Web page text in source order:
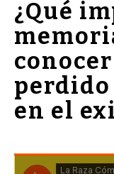
¿Qué
perdido
en el